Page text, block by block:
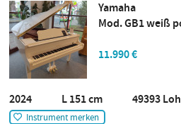
Yamaha
Mod. GB1 weiß
11.990 €
2024 L 151 cm 49393
Instrument merken